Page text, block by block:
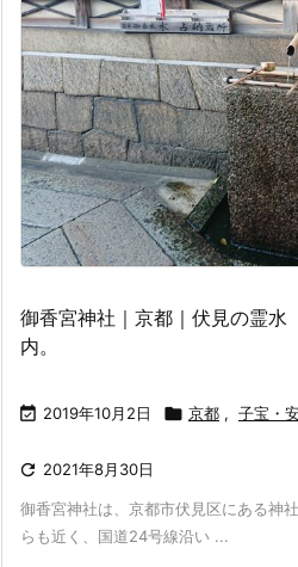
御香宮神社｜京都｜伏見の霊水
内。
 2019年10月2日  京都 , 子宝・
 2021年8月30日
御香宮神社は、京都市伏見区にある神
らも近く、国道24号線沿い ...